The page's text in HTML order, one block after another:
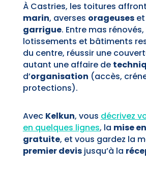
À Castries, les toitures
marin, averses orageuseset
garrigue. Entre mas
lotissements et bâtiments
du centre, réussir une
autant une affaire de
d’organisation (accès,
protections).
Avec Kelkun, vous décrivez
en quelques lignes, la mise
gratuite, et vous gardez la
premier devisjusqu’à la